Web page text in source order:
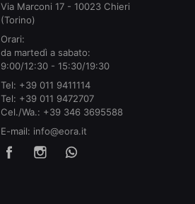
Via Marconi 17 - 10023 Chieri
(Torino)
Orari:
da martedì a sabato:
9:00/12:30 - 15:30/19:30
Tel: +39 011 9411114
Tel: +39 011 9472707
Cel./Wa.: +39 346 3695588
E-mail: info@eora.it